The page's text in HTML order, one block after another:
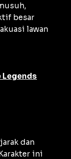
besar
lawan
dan
ini